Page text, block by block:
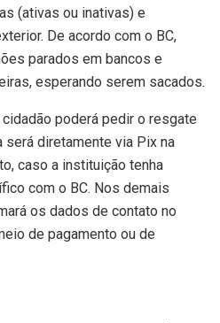
(ativas ou inativas) e
De acordo com o BC,
parados em bancos e
esperando serem sacados.
poderá pedir o resgate
diretamente via Pix na
caso a instituição tenha
com o BC. Nos demais
os dados de contato no
de pagamento ou de